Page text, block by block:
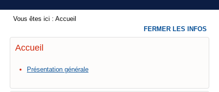
Vous êtes ici : Accueil
Accueil
Présentation générale
FERMER LES INFOS